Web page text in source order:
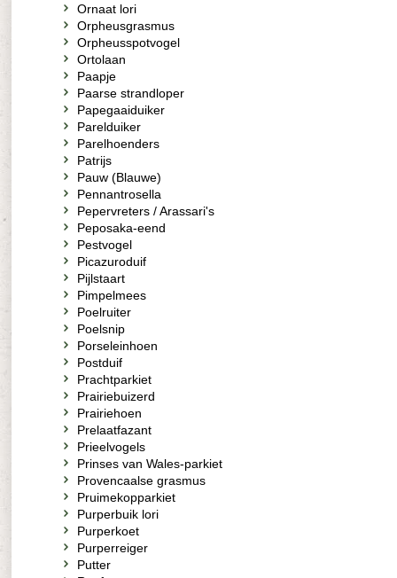
Ornaat lori
Orpheusgrasmus
Orpheusspotvogel
Ortolaan
Paapje
Paarse strandloper
Papegaaiduiker
Parelduiker
Parelhoenders
Patrijs
Pauw (Blauwe)
Pennantrosella
Pepervreters / Arassari's
Peposaka-eend
Pestvogel
Picazuroduif
Pijlstaart
Pimpelmees
Poelruiter
Poelsnip
Porseleinhoen
Postduif
Prachtparkiet
Prairiebuizerd
Prairiehoen
Prelaatfazant
Prieelvogels
Prinses van Wales-parkiet
Provencaalse grasmus
Pruimekopparkiet
Purperbuik lori
Purperkoet
Purperreiger
Putter